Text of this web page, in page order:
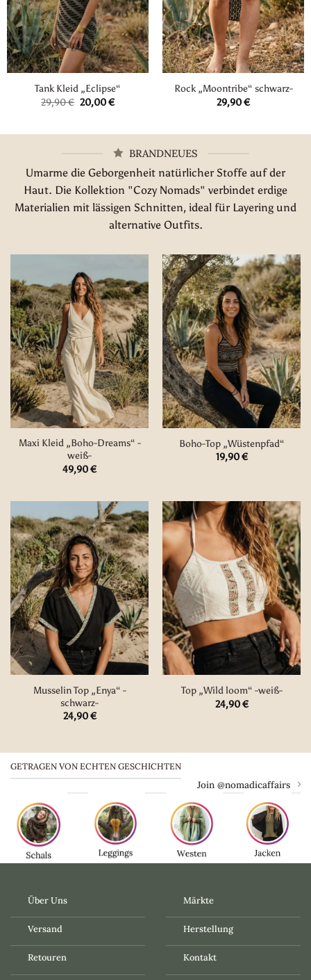
Tank Kleid „Eclipse“
29,90€ Ursprünglicher
Preis
20,00€Aktueller
Rock „Moontribe“ schwarz-
29,90€
BRANDNEUES
Umarme die Geborgenheit natürlicher Stoffe auf der
Haut. Die Kollektion "Cozy Nomads" verbindet erdige
Materialien mit lässigen Schnitten, ideal für Layering und
alternative Outfits.
Maxi Kleid „Boho-Dreams“ -
weiß-
49,90€
Boho-Top „Wüstenpfad“
19,90€
Musselin Top „Enya“ -
schwarz-
24,90€
Top „Wild loom“ -weiß-
24,90€
GETRAGEN VON ECHTEN GESCHICHTEN
Join @nomadicaffairs
Über Uns
Versand
Retouren
Märkte
Herstellung
Kontakt